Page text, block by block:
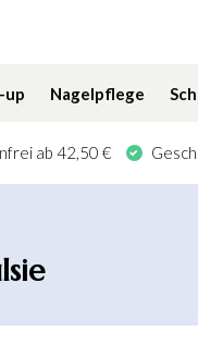
up Nagelpflege
ab 42,50 €